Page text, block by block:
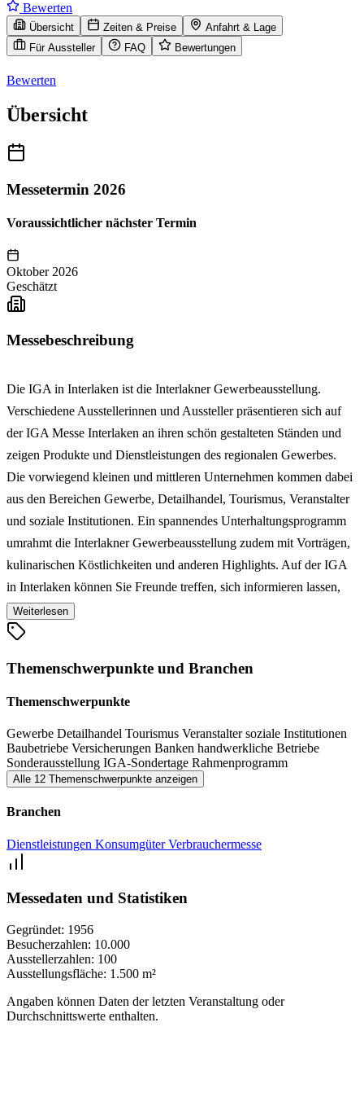
Bewerten
Übersicht Zeiten & Preise
Anfahrt & Lage
Für Aussteller
FAQ Bewertungen
Bewerten
Übersicht
Messetermin 2026
Voraussichtlicher nächster Termin
Oktober 2026
Geschätzt
Messebeschreibung
Die IGA in Interlaken ist die Interlakner Gewerbeausstellung.
Verschiedene Ausstellerinnen und Aussteller präsentieren sich auf
der IGA Messe Interlaken an ihren schön gestalteten Ständen und
zeigen Produkte und Dienstleistungen des regionalen Gewerbes.
Die vorwiegend kleinen und mittleren Unternehmen kommen dabei
aus den Bereichen Gewerbe, Detailhandel, Tourismus, Veranstalter
und soziale Institutionen. Ein spannendes Unterhaltungsprogramm
umrahmt die Interlakner Gewerbeausstellung zudem mit Vorträgen,
kulinarischen Köstlichkeiten und anderen Highlights. Auf der IGA
in Interlaken können Sie Freunde treffen, sich informieren lassen,
Neues entdecken, Weine degustieren, ein feines Nachtessen
einnehmen oder auch Live-Musik beim IGA-Träff geniessen.
Weiterlesen
Themenschwerpunkte und Branchen
Themenschwerpunkte
Gewerbe Detailhandel Tourismus Veranstaltersoziale Institutionen
Baubetriebe Versicherungen Banken handwerkliche Betriebe
Sonderausstellung IGA-Sondertage Rahmenprogramm
Alle 12 Themenschwerpunkte anzeigen
Branchen
Dienstleistungen KonsumgüterVerbrauchermesse
Messedaten und Statistiken
Gegründet: 1956
Besucherzahlen: 10.000
Ausstellerzahlen: 100
Ausstellungsfläche: 1.500 m²
Angaben können Daten der letzten Veranstaltung oder
Durchschnittswerte enthalten.